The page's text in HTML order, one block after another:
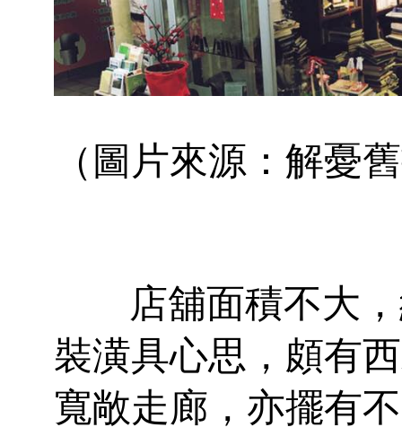
（圖片來源：解憂
店舖面積不大，
裝潢具心思，頗有
寬敞走廊，亦擺有